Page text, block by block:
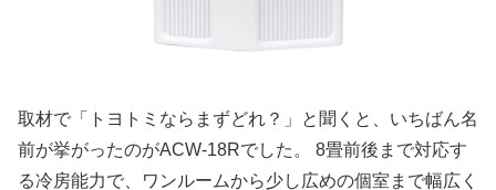
取材で「トヨトミならまずどれ？」と聞くと、いちばん名
前が挙がったのがACW-18Rでした。 8畳前後まで対応す
る冷房能力で、ワンルームから少し広めの個室まで幅広く